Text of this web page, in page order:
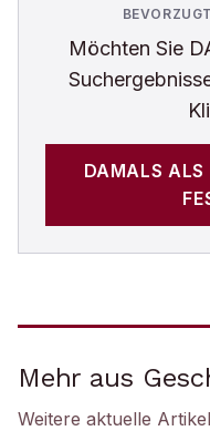
Möchten Sie
DAMALS ALS
Mehr aus
Weitere aktuelle